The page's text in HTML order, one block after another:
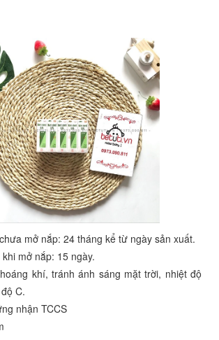
mở nắp: 24 tháng kể từ ngày sản xuất.
mở nắp: 15 ngày.
khí, tránh ánh sáng mặt trời, nhiệt độ
C.
nhận TCCS